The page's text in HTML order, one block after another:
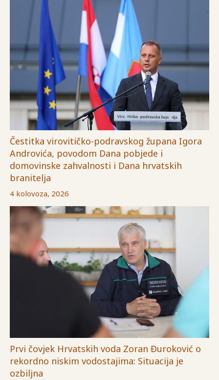
Čestitka virovitičko-podravskog župana Igora
Androvića, povodom Dana pobjede i
domovinske zahvalnosti i Dana hrvatskih
branitelja
4 kolovoza, 2026
Prvi čovjek Hrvatskih voda Zoran Đuroković o
rekordno niskim vodostajima: Situacija je
ozbiljna